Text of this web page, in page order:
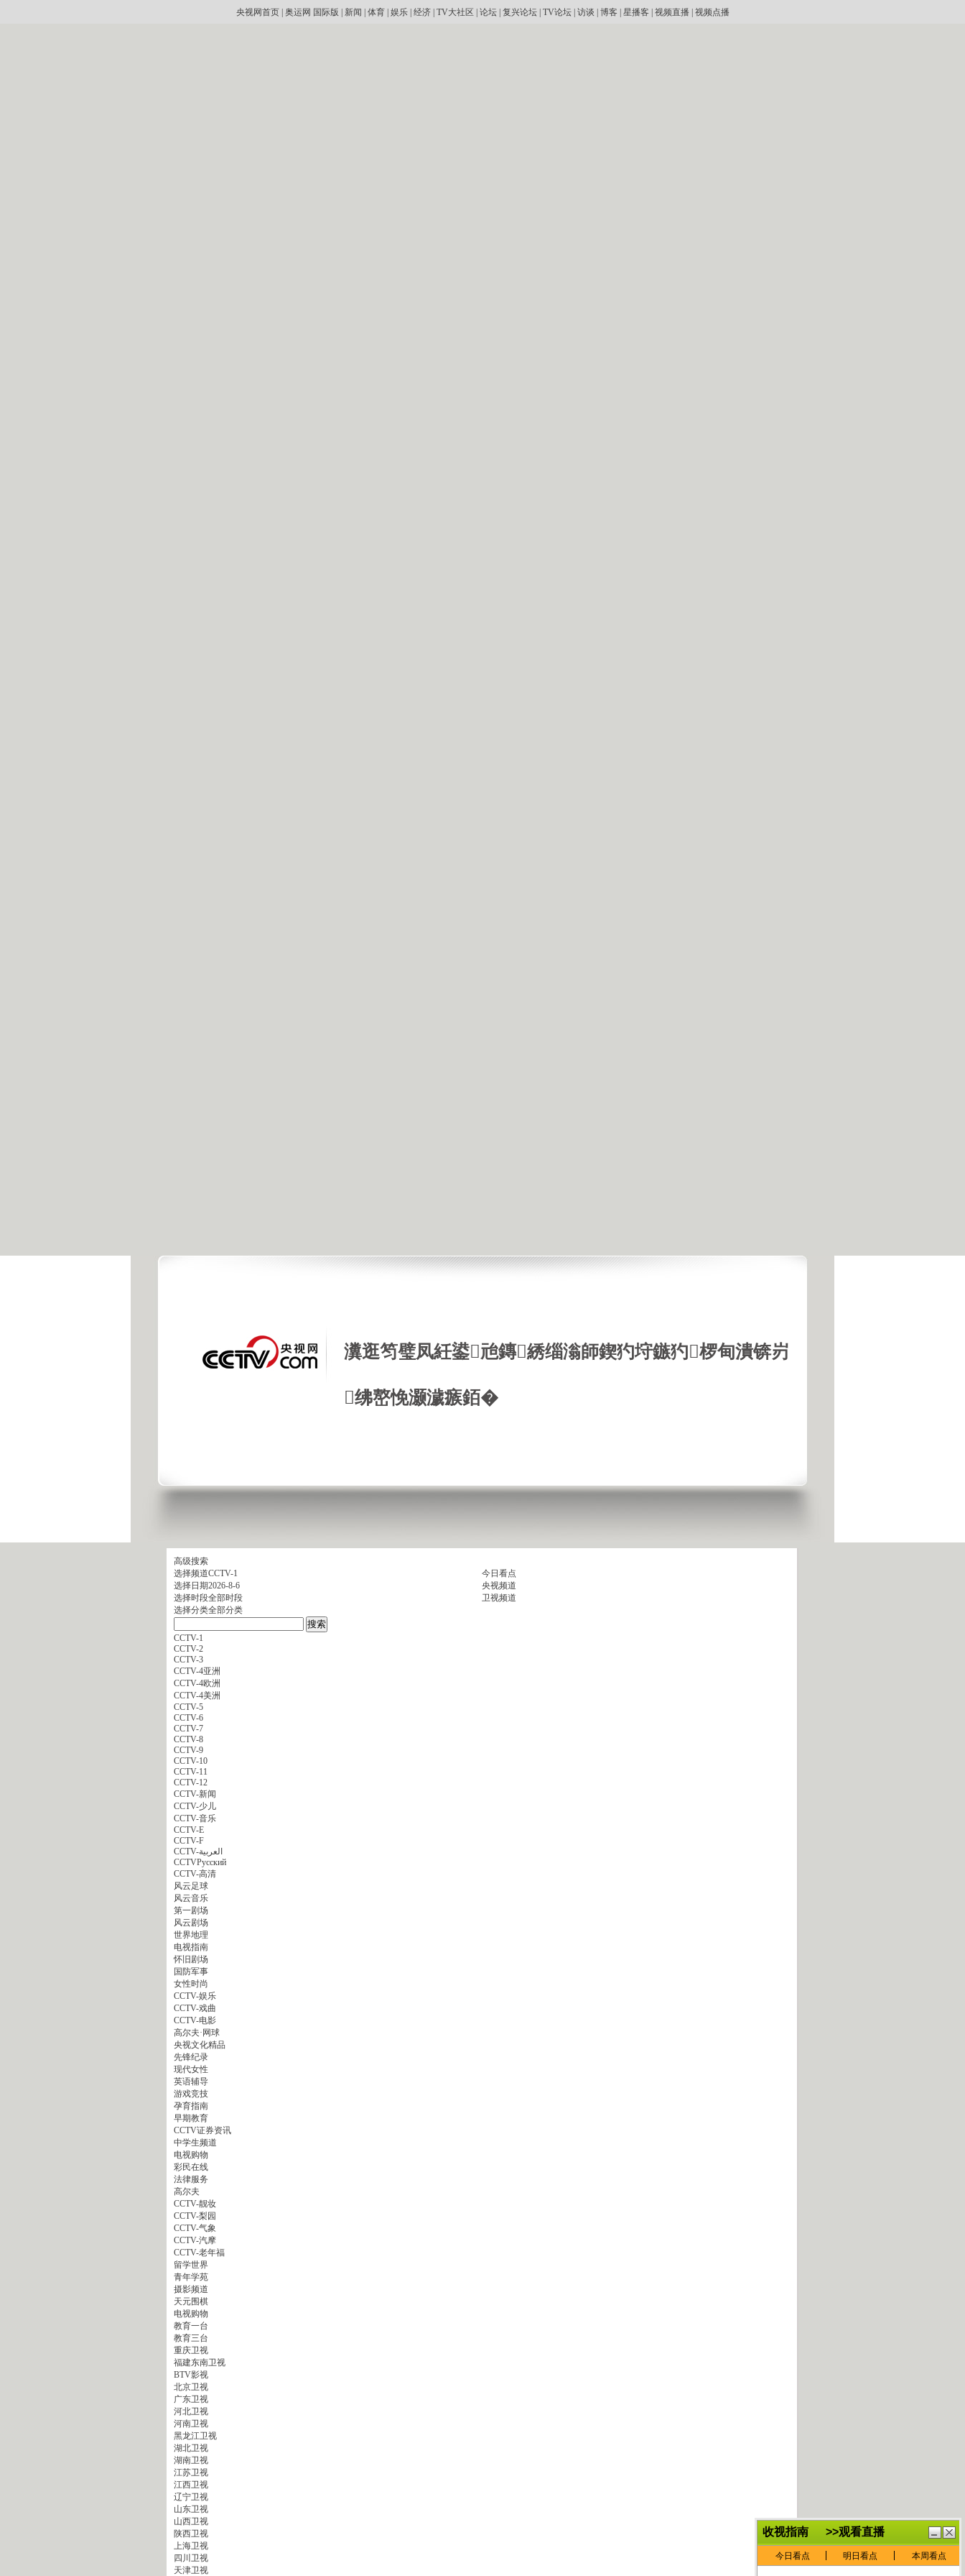
央视网首页| 奥运网 国际版 新闻 体育| 娱乐| 经济| TV大社区 论坛| 复兴论坛| TV论坛| 访谈 博客 星播客 视频直播| 视频点播
瀵逛笉璧凤紝鍙兘鏄綉缁滃師鍥犳垨鏃犳椤甸潰锛岃
绋嶅悗灏濊瘯銆�
高级搜索
选择频道CCTV-1
选择日期2026-8-6
选择时段全部时段
选择分类全部分类
CCTV-1
CCTV-2
CCTV-3
CCTV-4亚洲
CCTV-4欧洲
CCTV-4美洲
CCTV-5
CCTV-6
CCTV-7
CCTV-8
CCTV-9
CCTV-10
CCTV-11
CCTV-12
CCTV-新闻
CCTV-少儿
CCTV-音乐
CCTV-E
CCTV-F
CCTV-العربية
CCTVPусский
CCTV-高清
风云足球
风云音乐
第一剧场
风云剧场
世界地理
电视指南
怀旧剧场
国防军事
女性时尚
CCTV-娱乐
CCTV-戏曲
CCTV-电影
高尔夫·网球
央视文化精品
先锋纪录
现代女性
英语辅导
游戏竞技
孕育指南
早期教育
CCTV证券资讯
中学生频道
电视购物
彩民在线
法律服务
高尔夫
CCTV-靓妆
CCTV-梨园
CCTV-气象
CCTV-汽摩
CCTV-老年福
留学世界
青年学苑
摄影频道
天元围棋
电视购物
教育一台
教育三台
重庆卫视
福建东南卫视
BTV影视
北京卫视
广东卫视
河北卫视
河南卫视
黑龙江卫视
湖北卫视
湖南卫视
江苏卫视
江西卫视
辽宁卫视
山东卫视
山西卫视
陕西卫视
上海卫视
四川卫视
天津卫视
今日看点
央视频道
卫视频道
抽
鏈
€灏
忓
寲